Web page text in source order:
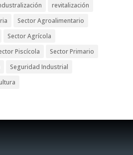
revitalización
Sector Agroalimentario
Sector Agrícola
Piscícola
Sector Primario
Seguridad Industrial